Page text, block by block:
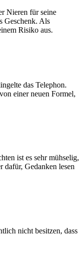
Nieren für seine
Geschenk. Als
Risiko aus.
das Telephon.
einer neuen Formel,
ist es sehr mühselig,
dafür, Gedanken lesen
nicht besitzen, dass